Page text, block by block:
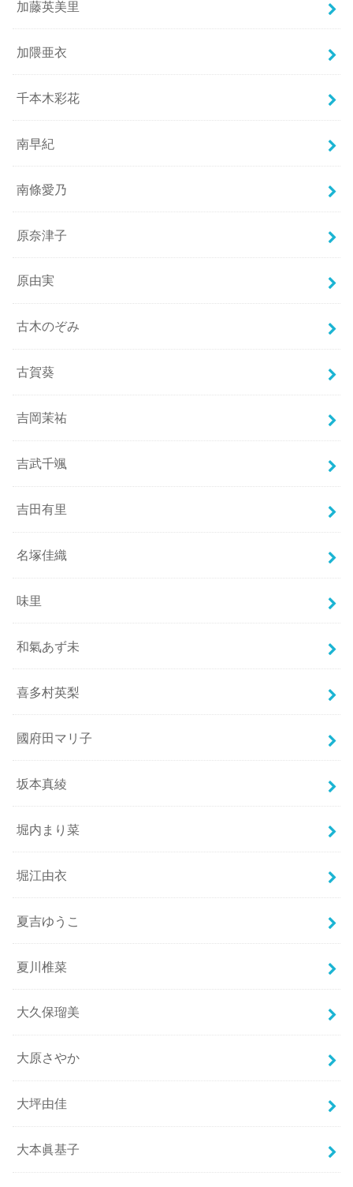
加藤英美里
加隈亜衣
千本木彩花
南早紀
南條愛乃
原奈津子
原由実
古木のぞみ
古賀葵
吉岡茉祐
吉武千颯
吉田有里
名塚佳織
味里
和氣あず未
喜多村英梨
國府田マリ子
坂本真綾
堀内まり菜
堀江由衣
夏吉ゆうこ
夏川椎菜
大久保瑠美
大原さやか
大坪由佳
大本眞基子